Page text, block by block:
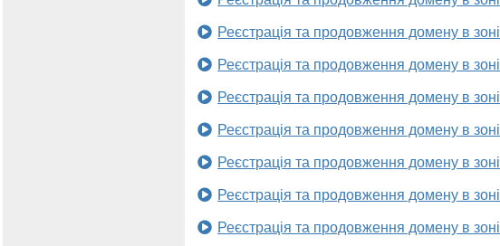
Реєстрація та продовження домену в зоні
Реєстрація та продовження домену в зоні
Реєстрація та продовження домену в зоні
Реєстрація та продовження домену в зоні
Реєстрація та продовження домену в зоні
Реєстрація та продовження домену в зоні
Реєстрація та продовження домену в зоні